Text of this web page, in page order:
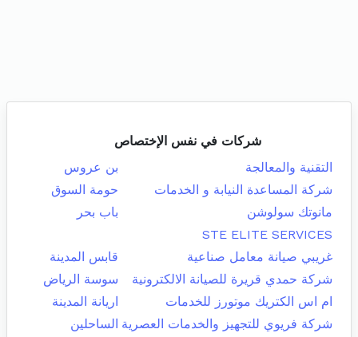
شركات في نفس الإختصاص
التقنية والمعالجة
بن عروس
شركة المساعدة النيابة و الخدمات
حومة السوق
مانوتك سولوشن
باب بحر
STE ELITE SERVICES
غريبي صيانة معامل صناعية
قابس المدينة
شركة حمدي قريرة للصيانة الالكترونية
سوسة الرياض
ام اس الكتريك موتورز للخدمات
اريانة المدينة
شركة فريوي للتجهيز والخدمات العصرية الساحلين